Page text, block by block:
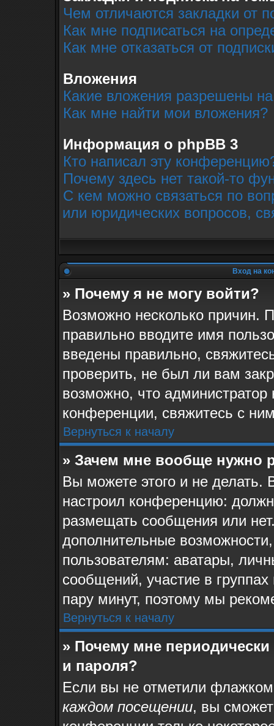
Чем отличаются закладки от
Как мне подписаться на
Как мне отказаться от
Вложения
Какие вложения разрешены
Как мне найти мои вложения?
Информация о phpBB 3
Кто написал эту
Почему здесь нет такой-то
С кем можно связаться по
или юридических вопросов,
Вход на
» Почему я не могу войти?
Возможно несколько причин.
правильно вводите имя
введены правильно,
проверить, не был ли вам
возможно, что
конференции, свяжитесь с
Вернуться к началу
» Зачем мне вообще нужно
Вы можете этого и не делать.
настроил конференцию:
размещать сообщения или
дополнительные
пользователям: аватары,
сообщений, участие в группах
пару минут, поэтому мы
Вернуться к началу
» Почему мне
и пароля?
Если вы не отметили
каждом посещении, вы